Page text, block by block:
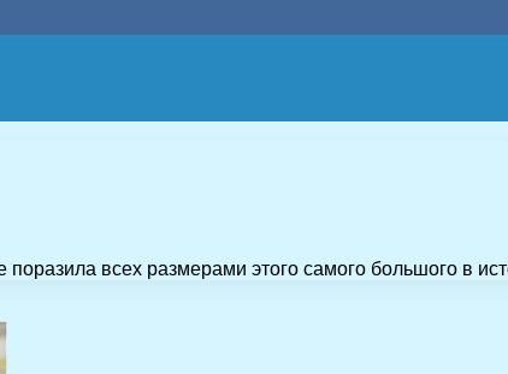
всех размерами этого самого большого в